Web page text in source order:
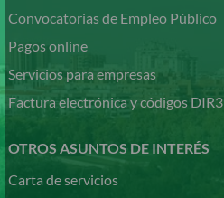
Convocatorias de Empleo Público
Pagos online
Servicios para empresas
Factura electrónica y códigos DIR3
OTROS ASUNTOS DE INTERÉS
Carta de servicios